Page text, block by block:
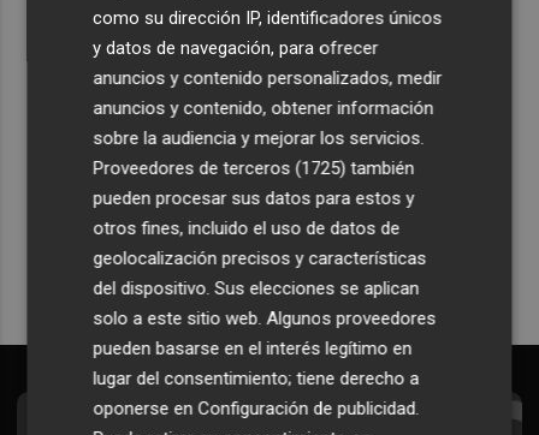
Recibe toda la actualidad de
Plaza Podcast en tu correo
Quiero suscribirme
como su dirección IP, identificadores únicos
y datos de navegación, para ofrecer
anuncios y contenido personalizados, medir
anuncios y contenido, obtener información
sobre la audiencia y mejorar los servicios.
Proveedores de terceros (1725) también
pueden procesar sus datos para estos y
otros fines, incluido el uso de datos de
geolocalización precisos y características
del dispositivo. Sus elecciones se aplican
solo a este sitio web. Algunos proveedores
pueden basarse en el interés legítimo en
lugar del consentimiento; tiene derecho a
oponerse enConfiguración de publicidad.